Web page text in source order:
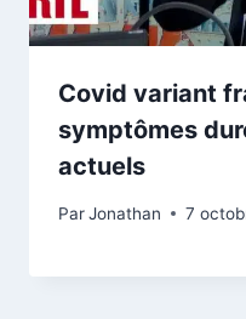
Covid variant
symptômes
actuels
ParJonathan 7